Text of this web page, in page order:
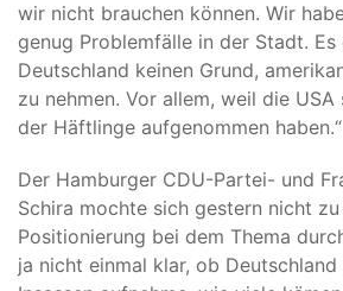
wir nicht brauchen können. Wir
genug Problemfälle in der Stadt.
Deutschland keinen Grund,
zu nehmen. Vor allem, weil die
der Häftlinge aufgenommen haben.“
Der Hamburger CDU-Partei- und
Schira mochte sich gestern nicht
Positionierung bei dem Thema
ja nicht einmal klar, ob Deutschland